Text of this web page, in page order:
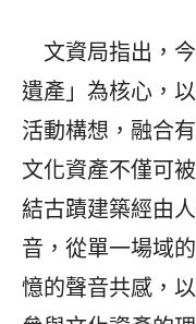
文資局指出，
遺產」為核心，
活動構想，融合
文化資產不僅可
結古蹟建築經由
音，從單一場域
憶的聲音共感，